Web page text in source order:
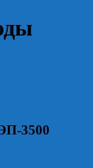
3500